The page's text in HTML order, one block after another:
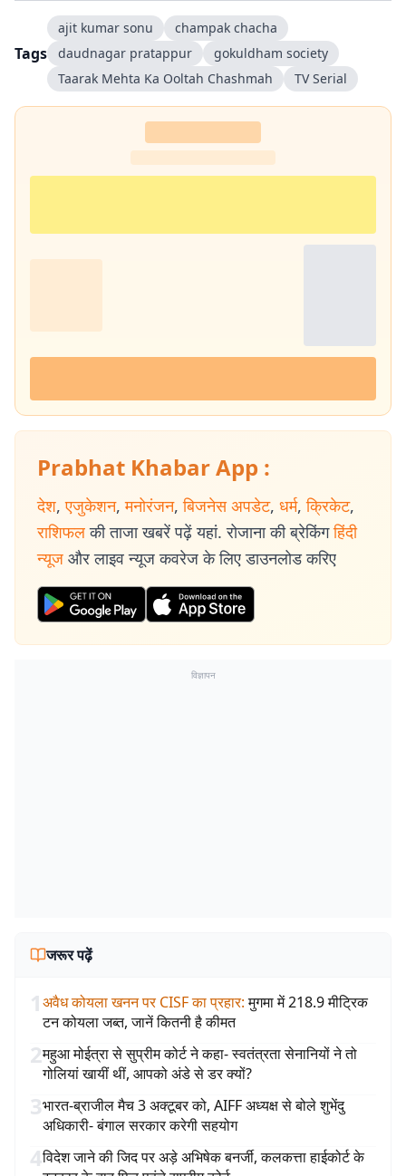
Tags
ajit kumar sonu
champak chacha
daudnagar pratappur
gokuldham society
Taarak Mehta Ka Ooltah Chashmah
TV Serial
Prabhat Khabar App :
देश, एजुकेशन, मनोरंजन, बिजनेस अपडेट, धर्म, क्रिकेट,
राशिफल की ताजा खबरें पढ़ें यहां. रोजाना की ब्रेकिंग हिंदी
न्यूज और लाइव न्यूज कवरेज के लिए डाउनलोड करिए
विज्ञापन
जरूर पढ़ें
1अवैध कोयला खनन पर CISF का प्रहार: मुगमा में 218.9 मीट्रिक
टन कोयला जब्त, जानें कितनी है कीमत
2महुआ मोईत्रा से सुप्रीम कोर्ट ने कहा- स्वतंत्रता सेनानियों ने तो
गोलियां खायीं थीं, आपको अंडे से डर क्यों?
3भारत-ब्राजील मैच 3 अक्टूबर को, AIFF अध्यक्ष से बोले शुभेंदु
अधिकारी- बंगाल सरकार करेगी सहयोग
4विदेश जाने की जिद पर अड़े अभिषेक बनर्जी, कलकत्ता हाईकोर्ट के